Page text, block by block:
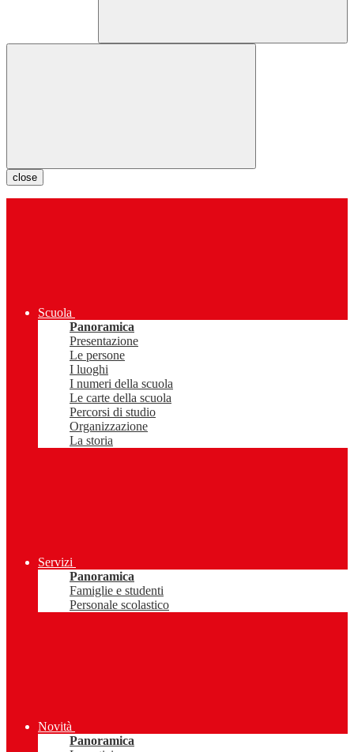
close
Scuola
Panoramica
Presentazione
Le persone
I luoghi
I numeri della scuola
Le carte della scuola
Percorsi di studio
Organizzazione
La storia
Servizi
Panoramica
Famiglie e studenti
Personale scolastico
Novità
Panoramica